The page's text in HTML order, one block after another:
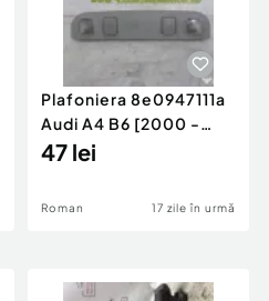
Plafoniera 8e0947111a
Audi A4 B6 [2000 -
2005]
47 lei
Roman 17 zile în urmă